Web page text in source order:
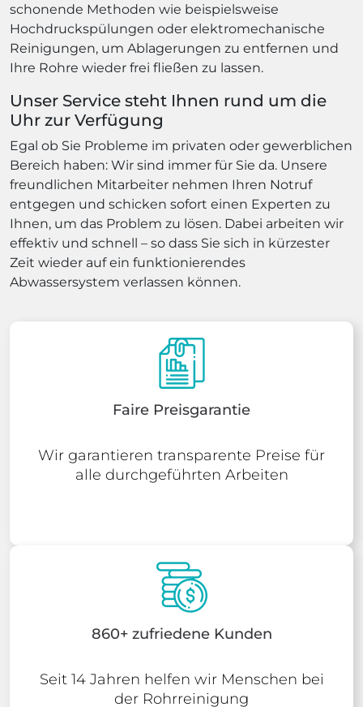
schonende Methoden wie beispielsweise
Hochdruckspülungen oder elektromechanische
Reinigungen, um Ablagerungen zu entfernen und
Ihre Rohre wieder frei fließen zu lassen.
Unser Service steht Ihnen rund um die
Uhr zur Verfügung
Egal ob Sie Probleme im privaten oder gewerblichen
Bereich haben: Wir sind immer für Sie da. Unsere
freundlichen Mitarbeiter nehmen Ihren Notruf
entgegen und schicken sofort einen Experten zu
Ihnen, um das Problem zu lösen. Dabei arbeiten wir
effektiv und schnell – so dass Sie sich in kürzester
Zeit wieder auf ein funktionierendes
Abwassersystem verlassen können.
Faire Preisgarantie
Wir garantieren transparente Preise für
alle durchgeführten Arbeiten
860+ zufriedene Kunden
Seit 14 Jahren helfen wir Menschen bei
der Rohrreinigung